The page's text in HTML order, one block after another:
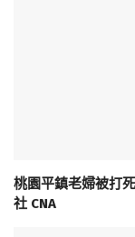
桃園平鎮老婦被打
社 CNA